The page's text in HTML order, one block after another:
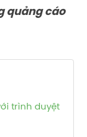
quảng cáo
trình duyệt